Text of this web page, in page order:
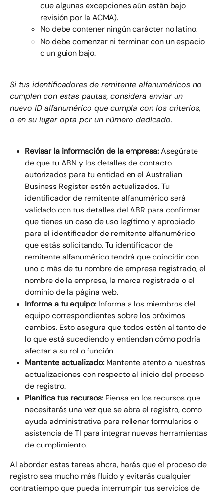
que algunas excepciones aún están bajo
revisión por la ACMA).
No debe contener ningún carácter no latino.
No debe comenzar ni terminar con un espacio
o un guion bajo.
Si tus identificadores de remitente alfanuméricos no
cumplen con estas pautas, considera enviar un
nuevo ID alfanumérico que cumpla con los criterios,
o en su lugar opta por un número dedicado.
Revisar la información de la empresa: Asegúrate
de que tu ABN y los detalles de contacto
autorizados para tu entidad en el Australian
Business Register estén actualizados. Tu
identificador de remitente alfanumérico será
validado con tus detalles del ABR para confirmar
que tienes un caso de uso legítimo y apropiado
para el identificador de remitente alfanumérico
que estás solicitando. Tu identificador de
remitente alfanumérico tendrá que coincidir con
uno o más de tu nombre de empresa registrado, el
nombre de la empresa, la marca registrada o el
dominio de la página web.
Informa a tu equipo: Informa a los miembros del
equipo correspondientes sobre los próximos
cambios. Esto asegura que todos estén al tanto de
lo que está sucediendo y entiendan cómo podría
afectar a su rol o función.
Mantente actualizado: Mantente atento a nuestras
actualizaciones con respecto al inicio del proceso
de registro.
Planifica tus recursos: Piensa en los recursos que
necesitarás una vez que se abra el registro, como
ayuda administrativa para rellenar formularios o
asistencia de TI para integrar nuevas herramientas
de cumplimiento.
Al abordar estas tareas ahora, harás que el proceso de
registro sea mucho más fluido y evitarás cualquier
contratiempo que pueda interrumpir tus servicios de